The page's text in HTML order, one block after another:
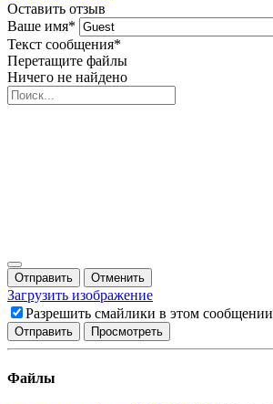
Оставить отзыв
Ваше имя*
Текст сообщения*
Перетащите файлы
Ничего не найдено
Отправить Отменить
Загрузить изображение
Разрешить смайлики в этом сообщении
Файлы